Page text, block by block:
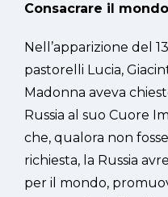
Consacrare il
Nell’apparizione del
pastorelli Lucia,
Madonna aveva
Russia al suo Cuore
che, qualora non
richiesta, la Russia
per il mondo,